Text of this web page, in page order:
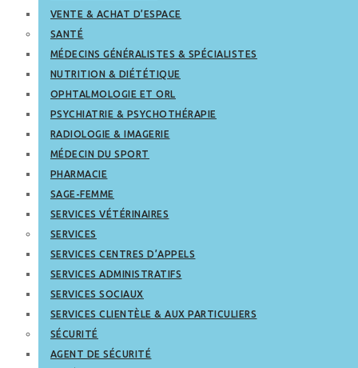
VENTE & ACHAT D’ESPACE
SANTÉ
MÉDECINS GÉNÉRALISTES & SPÉCIALISTES
NUTRITION & DIÉTÉTIQUE
OPHTALMOLOGIE ET ORL
PSYCHIATRIE & PSYCHOTHÉRAPIE
RADIOLOGIE & IMAGERIE
MÉDECIN DU SPORT
PHARMACIE
SAGE-FEMME
SERVICES VÉTÉRINAIRES
SERVICES
SERVICES CENTRES D’APPELS
SERVICES ADMINISTRATIFS
SERVICES SOCIAUX
SERVICES CLIENTÈLE & AUX PARTICULIERS
SÉCURITÉ
AGENT DE SÉCURITÉ